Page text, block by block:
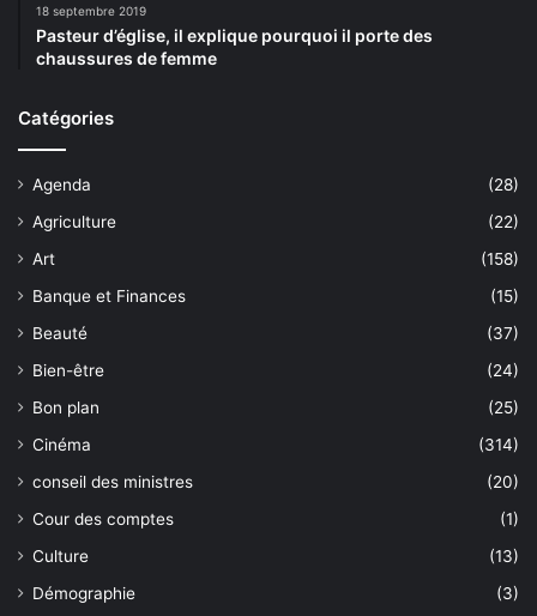
18 septembre 2019
Pasteur d’église, il explique pourquoi il porte des
chaussures de femme
Catégories
Agenda
(28)
Agriculture
(22)
Art
(158)
Banque et Finances
(15)
Beauté
(37)
Bien-être
(24)
Bon plan
(25)
Cinéma
(314)
conseil des ministres
(20)
Cour des comptes
(1)
Culture
(13)
Démographie
(3)